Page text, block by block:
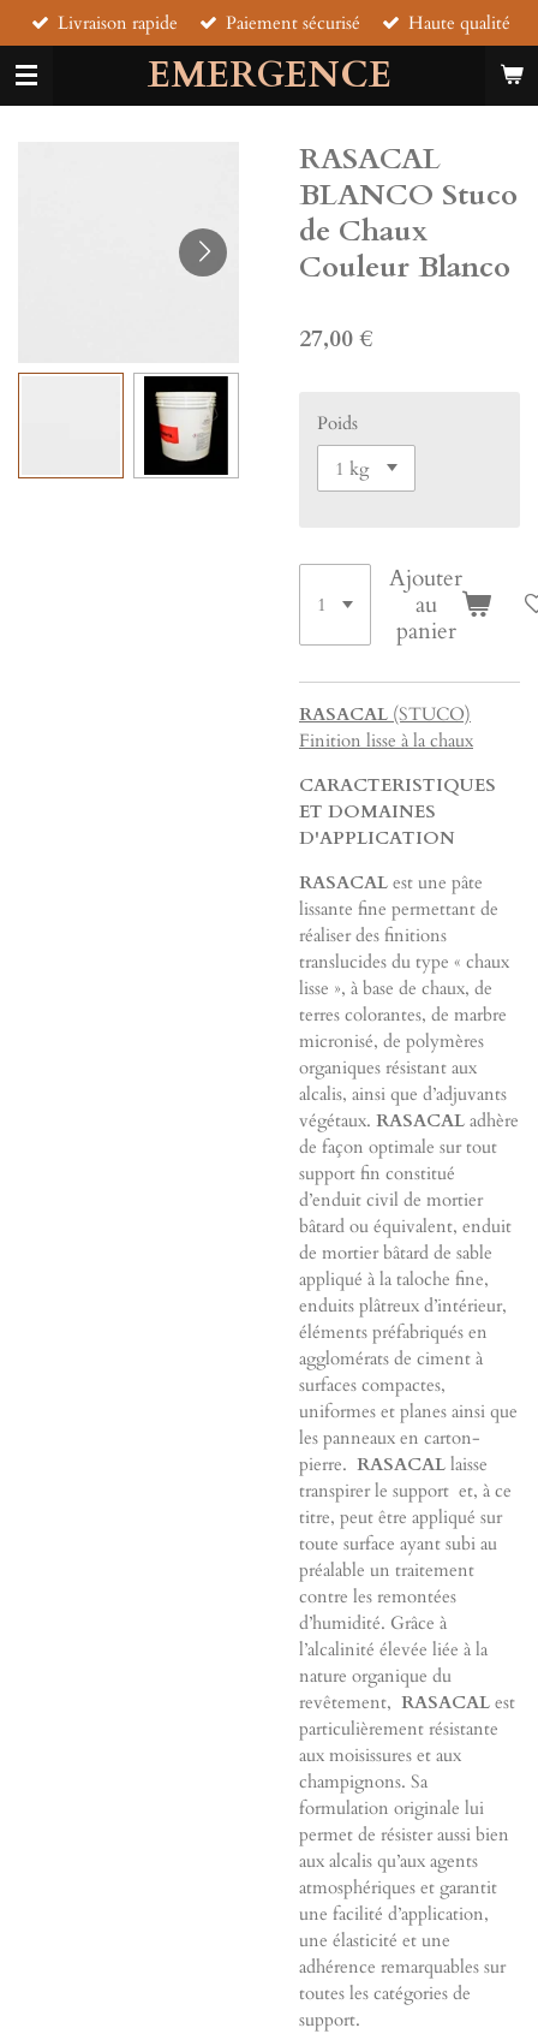
Passer
au
contenu
principal
EMERGENCE
Livraison rapide Paiement sécurisé Haute qualité
RASACAL
BLANCO Stuco
de Chaux
Couleur Blanco
27,00 €
Poids
Ajouter
au
panier
RASACAL (STUCO)
Finition lisse à la chaux
CARACTERISTIQUES
ET DOMAINES
D'APPLICATION
RASACAL est une pâte
lissante fine permettant de
réaliser des finitions
translucides du type « chaux
lisse », à base de chaux, de
terres colorantes, de marbre
micronisé, de polymères
organiques résistant aux
alcalis, ainsi que d’adjuvants
végétaux. RASACAL adhère
de façon optimale sur tout
support fin constitué
d’enduit civil de mortier
bâtard ou équivalent, enduit
de mortier bâtard de sable
appliqué à la taloche fine,
enduits plâtreux d’intérieur,
éléments préfabriqués en
agglomérats de ciment à
surfaces compactes,
uniformes et planes ainsi que
les panneaux en carton-
pierre. RASACAL laisse
transpirer le support et, à ce
titre, peut être appliqué sur
toute surface ayant subi au
préalable un traitement
contre les remontées
d’humidité. Grâce à
l’alcalinité élevée liée à la
nature organique du
revêtement, RASACAL est
particulièrement résistante
aux moisissures et aux
champignons. Sa
formulation originale lui
permet de résister aussi bien
aux alcalis qu’aux agents
atmosphériques et garantit
une facilité d’application,
une élasticité et une
adhérence remarquables sur
toutes les catégories de
support.